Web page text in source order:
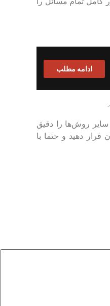
ادامه مطلب
سایر روش‌ها را دقیق
دهید و حتما با